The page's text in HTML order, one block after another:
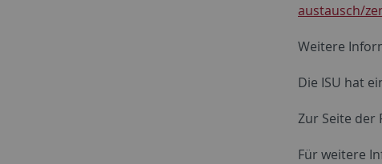
austausch/
Weitere
Die ISU hat
Zur Seite der
Für weitere